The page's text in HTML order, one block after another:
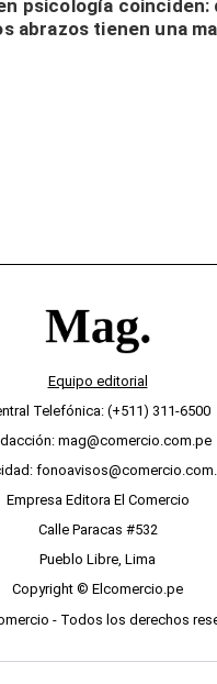
psicología coinciden:
abrazos tienen una
estímulos físicos y
Equipo editorial
Telefónica: (+511) 311-6500
mag@comercio.com.pe
Empresa Editora El Comercio
Calle Paracas #532
Pueblo Libre, Lima
Copyright © Elcomercio.pe
- Todos los derechos